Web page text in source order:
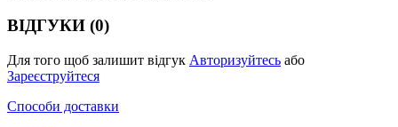
ВІДГУКИ (0)
Для того щоб залишит відгук Авторизуйтесь або
Зареєструйтеся
Способи доставки